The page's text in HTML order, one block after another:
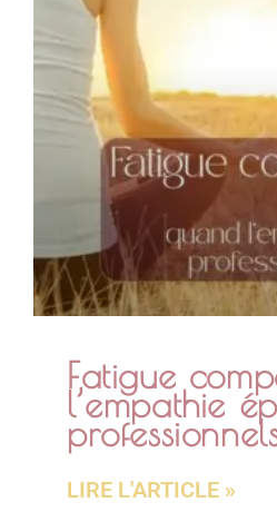
Fatigue
l’empathie
LIRE L'ARTICLE »